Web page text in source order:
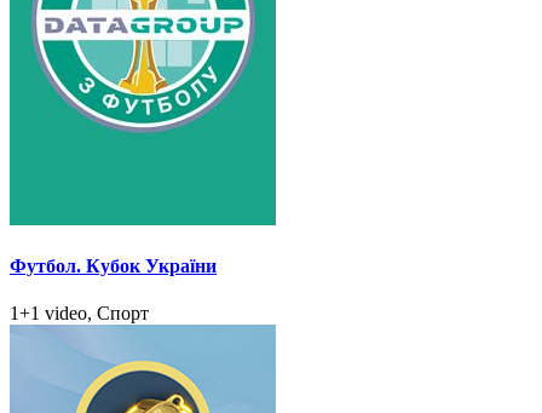
Футбол. Кубок України
1+1 video, Спорт